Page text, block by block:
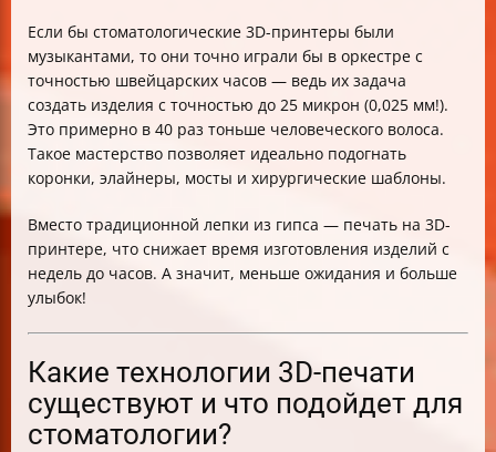
Если бы стоматологические 3D-принтеры были
музыкантами, то они точно играли бы в оркестре с
точностью швейцарских часов — ведь их задача
создать изделия с точностью до 25 микрон (0,025 мм!).
Это примерно в 40 раз тоньше человеческого волоса.
Такое мастерство позволяет идеально подогнать
коронки, элайнеры, мосты и хирургические шаблоны.
Вместо традиционной лепки из гипса — печать на 3D-
принтере, что снижает время изготовления изделий с
недель до часов. А значит, меньше ожидания и больше
улыбок!
Какие технологии 3D-печати
существуют и что подойдет для
стоматологии?